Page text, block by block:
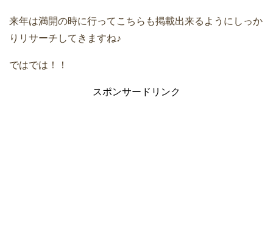
来年は満開の時に行ってこちらも掲載出来るようにしっか
りリサーチしてきますね♪
ではでは！！
スポンサードリンク